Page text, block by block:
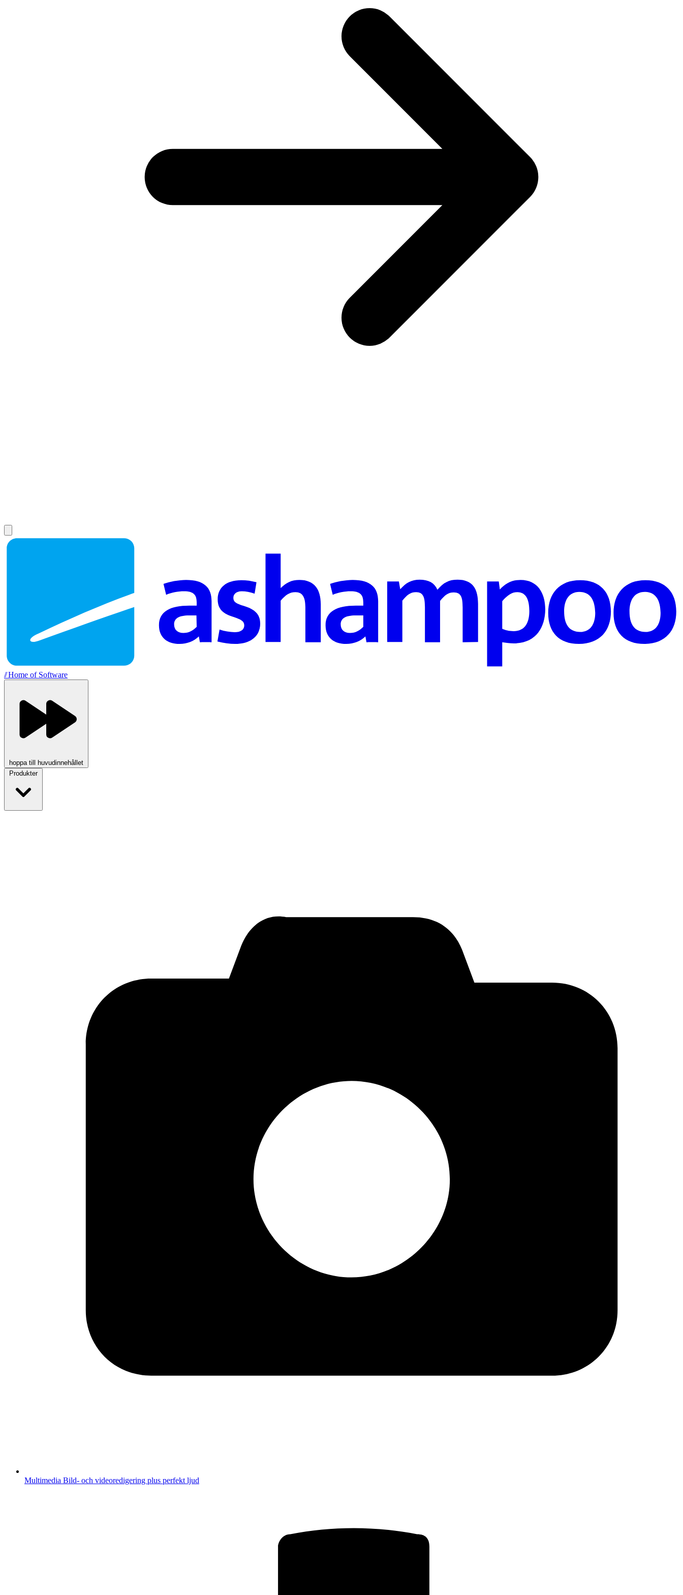
//Home of Software
hoppa till huvudinnehållet
Produkter
Multimedia Bild- och videoredigering plus perfekt ljud